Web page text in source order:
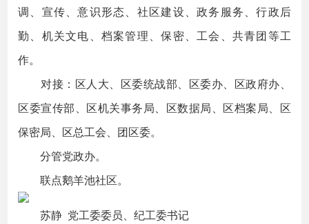
调、宣传、意识形态、社区建设、政务服务、行政后
勤、机关文电、档案管理、保密、工会、共青团等工
作。
对接：区人大、区委统战部、区委办、区政府办、
区委宣传部、区机关事务局、区数据局、区档案局、区
保密局、区总工会、团区委。
分管党政办。
联点鹅羊池社区。
苏静 党工委委员、纪工委书记